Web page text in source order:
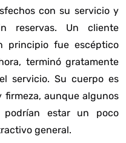
con su servicio y
reservas. Un cliente
principio fue escéptico
terminó gratamente
servicio. Su cuerpo es
aunque algunos
podrían estar un poco
general.